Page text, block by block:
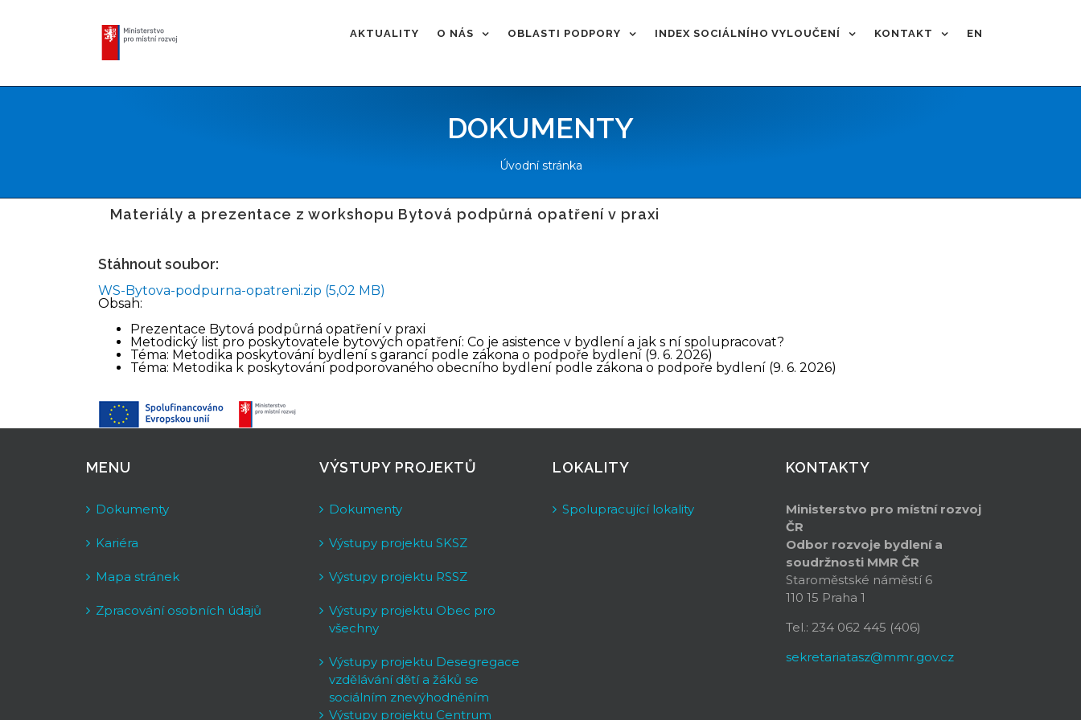
AKTUALITY O NÁS OBLASTI PODPORY INDEX SOCIÁLNÍHO VYLOUČENÍ KONTAKT EN
DOKUMENTY
Úvodní stránka
Materiály a prezentace z workshopu Bytová podpůrná opatření v praxi
Stáhnout soubor:
WS-Bytova-podpurna-opatreni.zip (5,02 MB)
Obsah:
Prezentace Bytová podpůrná opatření v praxi
Metodický list pro poskytovatele bytových opatření: Co je asistence v bydlení a jak s ní spolupracovat?
Téma: Metodika poskytování bydlení s garancí podle zákona o podpoře bydlení (9. 6. 2026)
Téma: Metodika k poskytování podporovaného obecního bydlení podle zákona o podpoře bydlení (9. 6. 2026)
MENU
Dokumenty
Kariéra
Mapa stránek
Zpracování osobních údajů
VÝSTUPY PROJEKTŮ
Dokumenty
Výstupy projektu SKSZ
Výstupy projektu RSSZ
Výstupy projektu Obec pro
všechny
Výstupy projektu Desegregace
vzdělávání dětí a žáků se
sociálním znevýhodněním
Výstupy projektu Centrum
LOKALITY
Spolupracující lokality
KONTAKTY
Ministerstvo pro místní rozvoj
ČR
Odbor rozvoje bydlení a
soudržnosti MMR ČR
Staroměstské náměstí 6
110 15 Praha 1
Tel.: 234 062 445 (406)
sekretariatasz@mmr.gov.cz